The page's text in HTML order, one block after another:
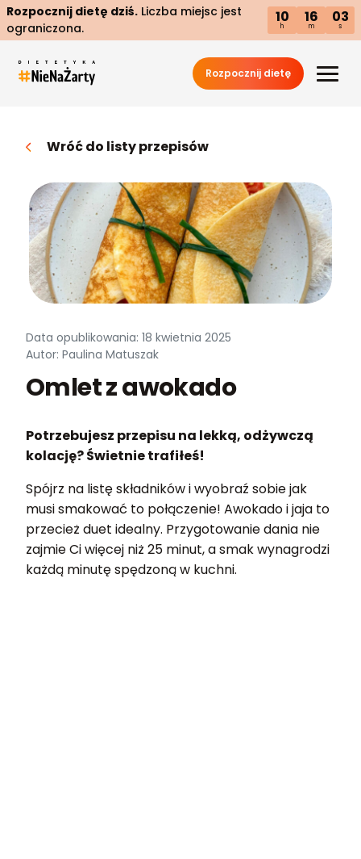
Rozpocznij dietę dziś. Liczba miejsc jest
ograniczona.
10
h
16
m
02
s
Rozpocznij dietę
Wróć do listy przepisów
Data opublikowania: 18 kwietnia 2025
Autor: Paulina Matuszak
Omlet z awokado
Potrzebujesz przepisu na lekką, odżywczą
kolację? Świetnie trafiłeś!
Spójrz na listę składników i wyobraź sobie jak
musi smakować to połączenie! Awokado i jaja to
przecież duet idealny. Przygotowanie dania nie
zajmie Ci więcej niż 25 minut, a smak wynagrodzi
każdą minutę spędzoną w kuchni.